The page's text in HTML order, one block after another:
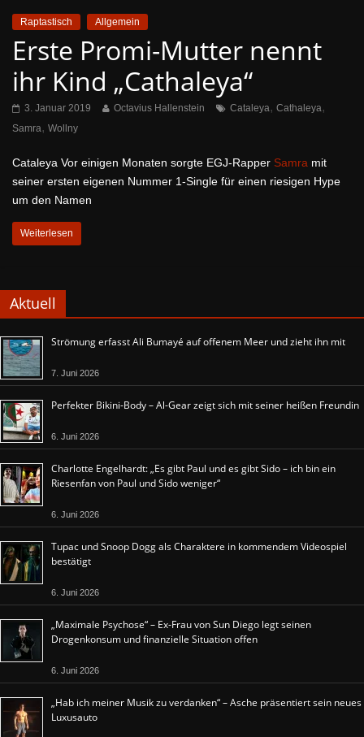
Raptastisch Allgemein
Erste Promi-Mutter nennt
ihr Kind „Cathaleya“
3. Januar 2019 Octavius Hallenstein Cataleya, Cathaleya,
Samra, Wollny
Cataleya Vor einigen Monaten sorgte EGJ-Rapper Samra mit
seiner ersten eigenen Nummer 1-Single für einen riesigen Hype
um den Namen
Weiterlesen
Aktuell
Strömung erfasst Ali Bumayé auf offenem Meer und zieht ihn mit
7. Juni 2026
Perfekter Bikini-Body – Al-Gear zeigt sich mit seiner heißen Freundin
6. Juni 2026
Charlotte Engelhardt: „Es gibt Paul und es gibt Sido – ich bin ein
Riesenfan von Paul und Sido weniger“
6. Juni 2026
Tupac und Snoop Dogg als Charaktere in kommendem Videospiel
bestätigt
6. Juni 2026
„Maximale Psychose“ – Ex-Frau von Sun Diego legt seinen
Drogenkonsum und finanzielle Situation offen
6. Juni 2026
„Hab ich meiner Musik zu verdanken“ – Asche präsentiert sein neues
Luxusauto